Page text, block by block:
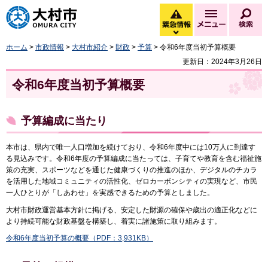
大村市
緊急情報
緊急情報を開く
メニュー
ホーム > 市政情報 > 大村市紹介 > 財政 > 予算 > 令和6年度当初予算概要
更新日：2024年3月26日
令和6年度当初予算概要
予算編成に当たり
本市は、県内で唯一人口増加を続けており、令和6年度中には10万人に到達す
る見込みです。令和6年度の予算編成に当たっては、子育てや教育を含む福祉施
策の充実、スポーツなどを通じた健康づくりの推進のほか、デジタルのチカラ
を活用した地域コミュニティの活性化、ゼロカーボンシティの実現など、市民
一人ひとりが「しあわせ」を実感できるための予算としました。
大村市財政運営基本方針に掲げる、安定した財源の確保や歳出の適正化などに
より持続可能な財政基盤を構築し、着実に諸施策に取り組みます。
令和6年度当初予算の概要（PDF：3,931KB）